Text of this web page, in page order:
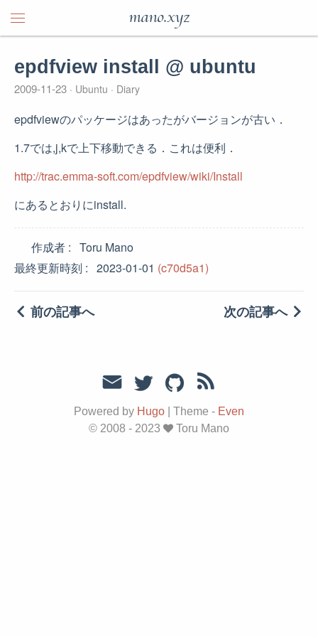
mano.xyz
epdfview install @ ubuntu
2009-11-23 Ubuntu Diary
epdfviewのパッケージはあったがバージョンが古い．
1.7では,j,kで上下移動できる．これは便利．
http://trac.emma-soft.com/epdfview/wiki/Install
にあるとおりにinstall.
作成者
Toru Mano
最終更新時刻
2023-01-01 (c70d5a1)
前の記事へ 次の記事へ
Powered by Hugo Theme - Even
© 2008 - 2023
Toru Mano